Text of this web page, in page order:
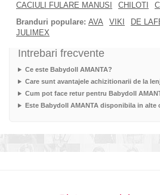
CACIULI FULARE MANUSI
CHILOTI
Branduri populare: AVA VIKI DE
JULIMEX
Intrebari frecvente
Ce este Babydoll AMANTA?
Care sunt avantajele achizitionarii de la
Cum pot face retur pentru Babydoll
Este Babydoll AMANTA disponibila in alte